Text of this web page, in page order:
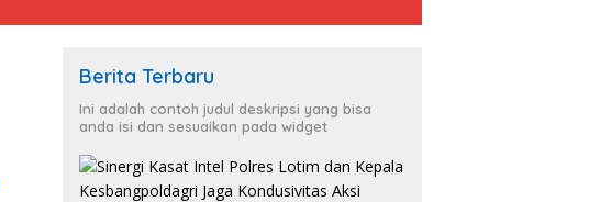
Berita Terbaru
Ini adalah contoh judul deskripsi yang bisa
anda isi dan sesuaikan pada widget